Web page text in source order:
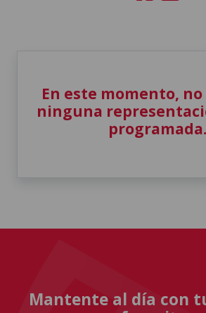
En este momento,
ninguna
programada.
Mantente al día con